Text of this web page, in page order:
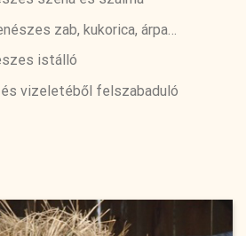
zab, kukorica, árpa…
istálló
vizeletéből felszabaduló